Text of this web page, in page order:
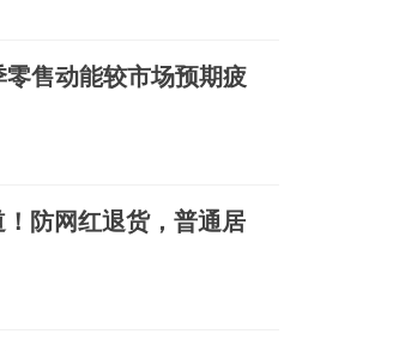
售动能较市场预期疲
防网红退货，普通居